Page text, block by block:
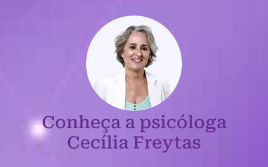
Conheça a psicóloga
Cecília Freytas